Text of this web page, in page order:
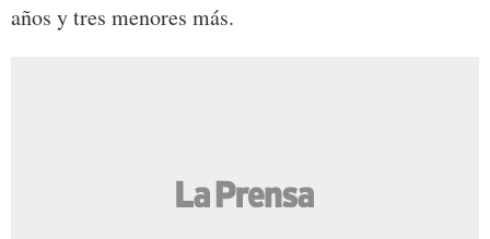
años y tres menores más.